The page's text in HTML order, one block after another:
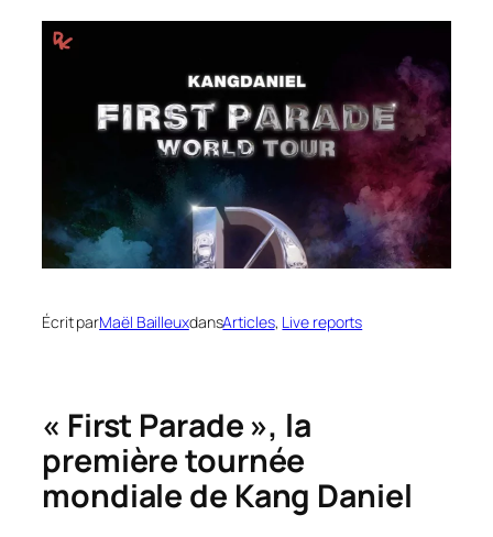
Écrit parMaël BailleuxdansArticles, Live reports
« First Parade », la
première tournée
mondiale de Kang Daniel